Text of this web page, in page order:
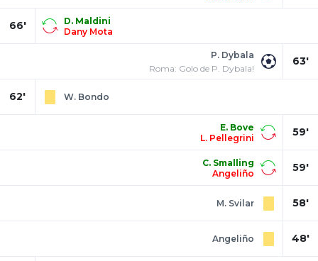
66'
D. Maldini
Dany Mota
63'
P. Dybala
Roma: Golo de P. Dybala!
62' W. Bondo
59'
E. Bove
L. Pellegrini
59'
C. Smalling
Angeliño
58'
M. Svilar
48'
Angeliño